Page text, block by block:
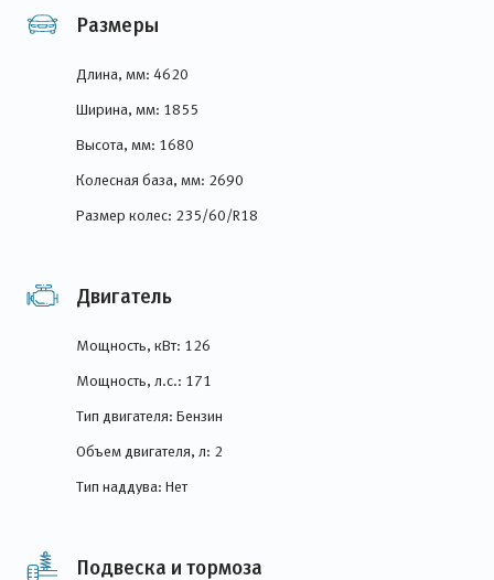
Размеры
Длина, мм: 4620
Ширина, мм: 1855
Высота, мм: 1680
Колесная база, мм: 2690
Размер колес: 235/60/R18
Двигатель
Мощность, кВт: 126
Мощность, л.с.: 171
Тип двигателя: Бензин
Объем двигателя, л: 2
Тип наддува: Нет
Подвеска и тормоза